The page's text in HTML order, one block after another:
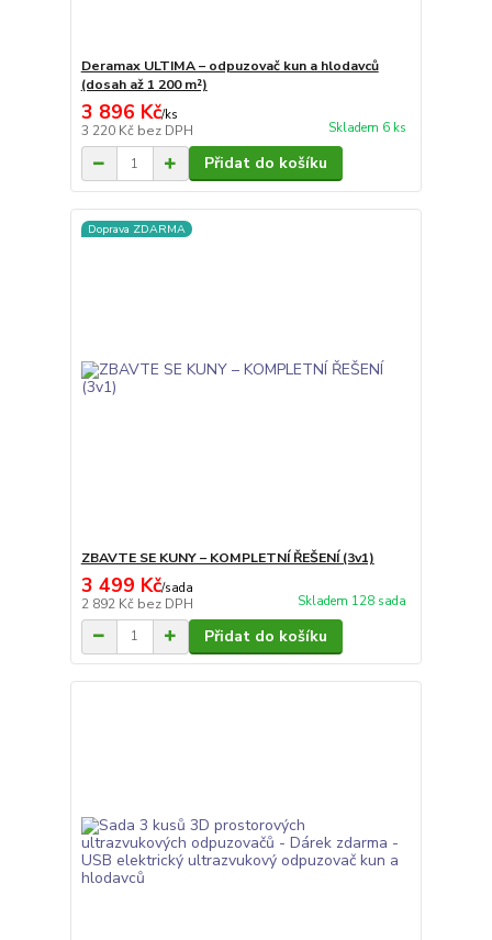
Deramax ULTIMA – odpuzovač kun a hlodavců
(dosah až 1 200 m²)
3 896 Kč/ks
3 220 Kč bez DPH Skladem 6 ks
Přidat do košíku
Doprava ZDARMA
ZBAVTE SE KUNY – KOMPLETNÍ ŘEŠENÍ (3v1)
3 499 Kč/sada
2 892 Kč bez DPH Skladem 128 sada
Přidat do košíku